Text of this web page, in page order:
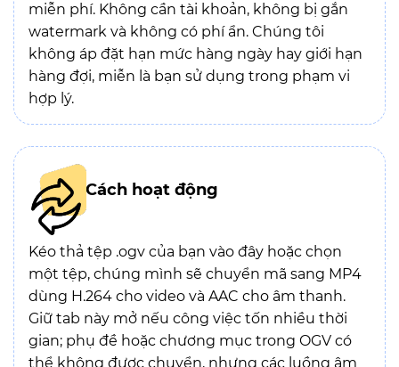
miễn phí. Không cần tài khoản, không bị gắn
watermark và không có phí ẩn. Chúng tôi
không áp đặt hạn mức hàng ngày hay giới hạn
hàng đợi, miễn là bạn sử dụng trong phạm vi
hợp lý.
Cách hoạt động
Kéo thả tệp .ogv của bạn vào đây hoặc chọn
một tệp, chúng mình sẽ chuyển mã sang MP4
dùng H.264 cho video và AAC cho âm thanh.
Giữ tab này mở nếu công việc tốn nhiều thời
gian; phụ đề hoặc chương mục trong OGV có
thể không được chuyển, nhưng các luồng âm